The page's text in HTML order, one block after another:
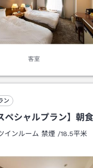
客室
ン
ペシャルプラン】朝
インルーム 禁煙/18.5平米